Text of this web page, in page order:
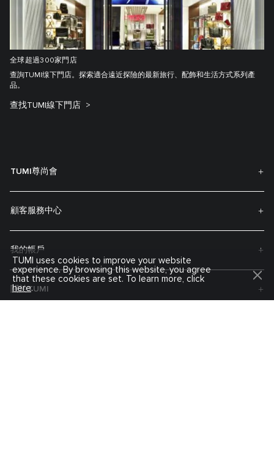
全球超過300家門店
查詢TUMI缐下門店。探索適合遠近探險的最新旅行、配飾和生活方式系列產
品。
查找TUMI線下門店
TUMI尊尚會
顧客服務中心
我的帳戶
關於TUMI
TUMI uses cookies to improve your website
experience. By browsing this website, you agree
that these cookies are set. To learn more, click
here.